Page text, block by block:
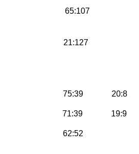
65:107
21:127
75:39 20:8
71:39 19:9
Düren 62:52